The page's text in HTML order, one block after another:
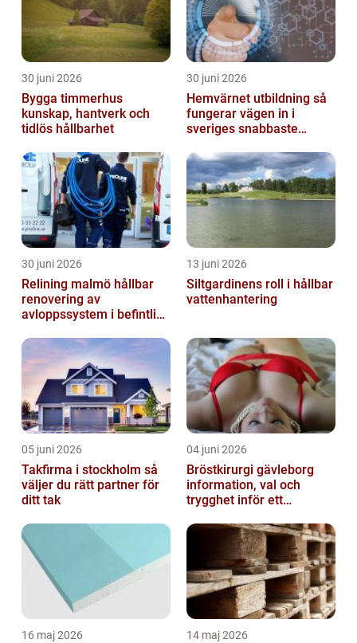
30 juni 2026
Bygga timmerhus
kunskap, hantverk och
tidlös hållbarhet
30 juni 2026
Hemvärnet utbildning så
fungerar vägen in i
sveriges snabbaste
30 juni 2026
Relining malmö hållbar
renovering av
avloppssystem i befintliga
13 juni 2026
Siltgardinens roll i hållbar
vattenhantering
05 juni 2026
Takfirma i stockholm så
väljer du rätt partner för
ditt tak
04 juni 2026
Bröstkirurgi gävleborg
information, val och
trygghet inför ett
16 maj 2026 14 maj 2026